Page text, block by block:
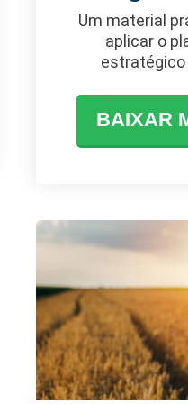
Um material
aplicar o
estratégico
BAIXAR